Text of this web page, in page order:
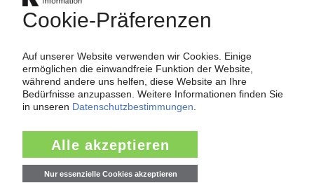
Spielwarenhersteller rechnet mit
Konsolidierung der Branche / Anorganisches
angepeilt
24.10.2025
SMOBY
Produktion wird in Arinthod konzentriert, Logistik
in Groissiat